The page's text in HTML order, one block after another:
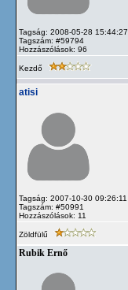
Tagság: 2008-05-28 15:44:27
Tagszám: #59794
Hozzászólások: 96
Kezdő
atisi
Tagság: 2007-10-30 09:26:11
Tagszám: #50991
Hozzászólások: 11
Zöldfülű
Rubik Ernő